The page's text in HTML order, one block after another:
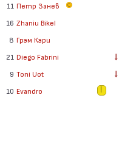
11 Петр Занев
16 Zhaniu Bikel
8 Грэм Кэри
21 Diego Fabrini
9 Toni Uot
10 Evandro